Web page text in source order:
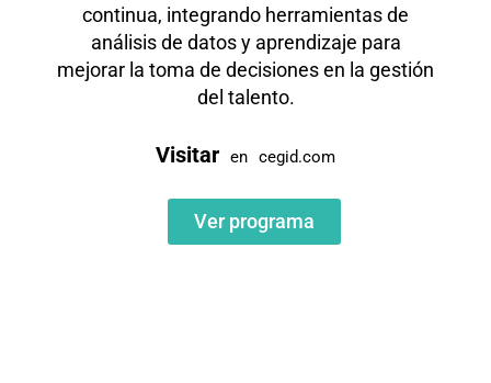
continua, integrando herramientas de
análisis de datos y aprendizaje para
mejorar la toma de decisiones en la gestión
del talento.
Visitar en cegid.com
Ver programa